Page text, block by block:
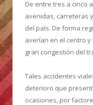
De entre tres a cinco
avenidas, carreteras
del país. De forma
averían en el centro
gran congestión del
Tales accidentes
deterioro que
ocasiones, por